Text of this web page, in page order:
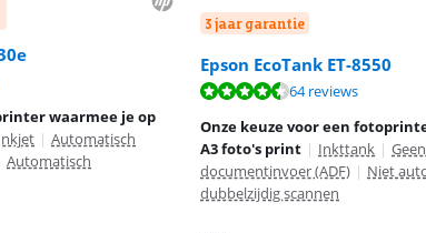
gebaseerd op 29 reviews.
waarmee je op
| Automatisch
Automatisch
3 jaar garantie
Epson EcoTank ET-8550
gebaseerd op 64 reviews.
64 reviews
Onze keuze voor een
A3 foto's print | Inkttank |
documentinvoer (ADF) | Niet
dubbelzijdig scannen